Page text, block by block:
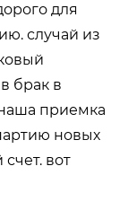
для
случай из
брак в
приемка
новых
вот